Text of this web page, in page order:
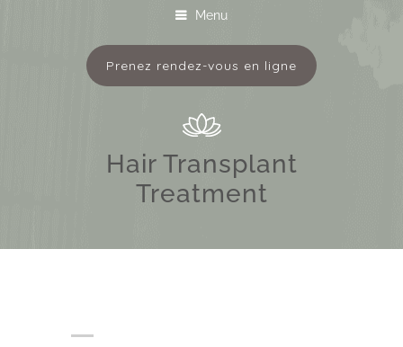
Menu
Prenez rendez-vous en ligne
Hair Transplant
Treatment